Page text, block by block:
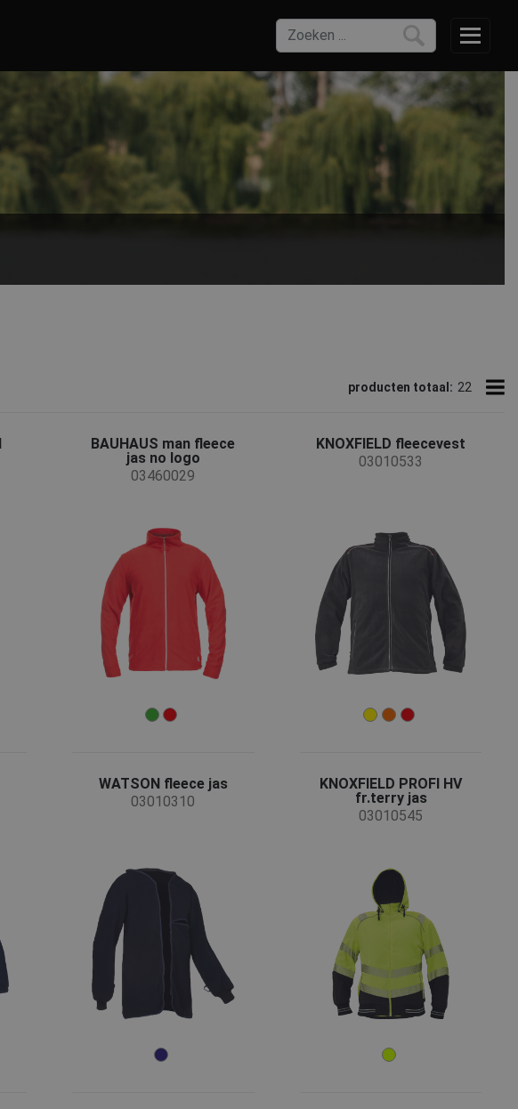
producten totaal: 22
BAUHAUS man fleece
jas no logo
03460029
KNOXFIELD fleecevest
03010533
WATSON fleece jas
03010310
KNOXFIELD PROFI HV
fr.terry jas
03010545